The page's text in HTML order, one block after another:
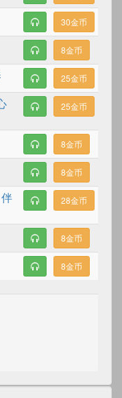
30金币
8金币
25金币
25金币
8金币
8金币
28金币
8金币
8金币